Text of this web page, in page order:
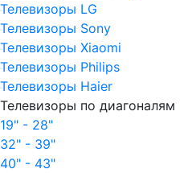
Телевизоры LG
Телевизоры Sony
Телевизоры Xiaomi
Телевизоры Philips
Телевизоры Haier
Телевизоры по диагоналям
19" - 28"
32" - 39"
40" - 43"